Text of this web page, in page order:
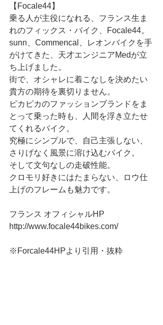
【Focale44】
乗る人が主役になれる、フランス生ま
れのフィックス・バイク、Focale44。
sunn、Commencal、レオンバイクを手
がけてきた、天才エンジニアMedが立
ち上げました。
街で、オシャレに着こなしを決めたい
貴方の期待を裏切りません。
ピカピカのファッションブランドをま
とって乗った時も、人間を浮き立たせ
てくれるバイク。
究極にシンプルで、自己主張しない、
さりげなく風景に溶け込むバイク。
そして文句なしの走破性能。
クロモリ好きにはたまらない、ロウ仕
上げのフレームも魅力です。
フランス オフィシャルHP
http://www.focale44bikes.com/
※Forcale44HPより引用・抜粋